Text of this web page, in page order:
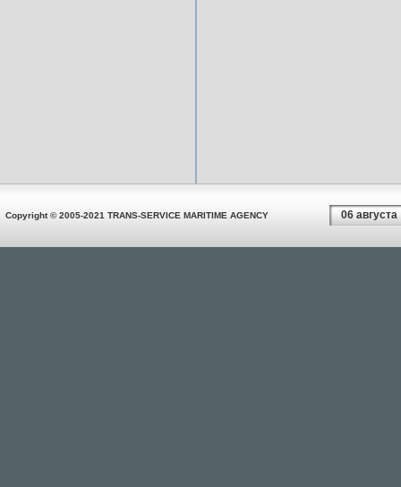
Copyright © 2005-2021 TRANS-SERVICE MARITIME AGENCY 06 августа